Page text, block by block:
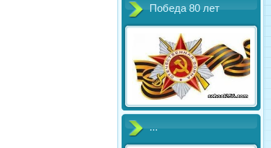
Победа 80 лет
...